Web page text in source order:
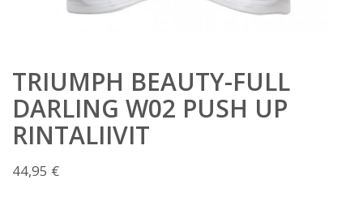
TRIUMPH BEAUTY-FULL
DARLING W02 PUSH UP
RINTALIIVIT
44,95 €